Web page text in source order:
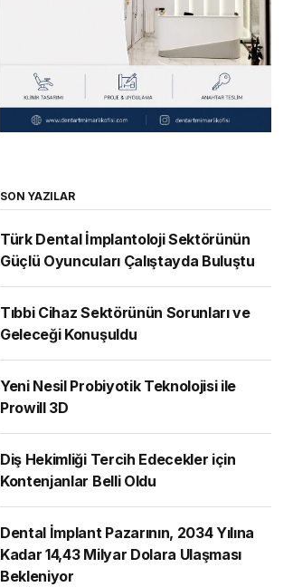
SON YAZILAR
Türk Dental İmplantoloji Sektörünün
Güçlü Oyuncuları Çalıştayda Buluştu
Tıbbi Cihaz Sektörünün Sorunları ve
Geleceği Konuşuldu
Yeni Nesil Probiyotik Teknolojisi ile
Prowill 3D
Diş Hekimliği Tercih Edecekler için
Kontenjanlar Belli Oldu
Dental İmplant Pazarının, 2034 Yılına
Kadar 14,43 Milyar Dolara Ulaşması
Bekleniyor